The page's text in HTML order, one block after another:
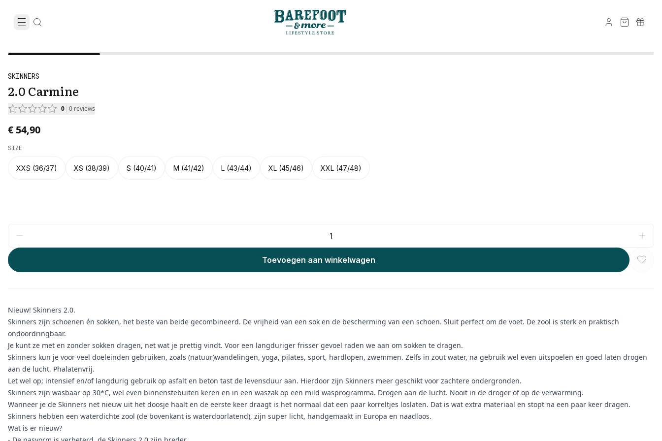
SKINNERS
2.0 Carmine
0 0 reviews
€ 54,90
SIZE
XXS (36/37) XS (38/39) S (40/41) M (41/42) L (43/44) XL (45/46) XXL (47/48)
Toevoegen aan winkelwagen
Nieuw! Skinners 2.0.
Skinners zijn schoenen én sokken, het beste van beide gecombineerd. De vrijheid van een sok en de bescherming van een schoen. Sluit perfect om de voet. De zool is sterk en praktisch
ondoordringbaar.
Je kunt ze met en zonder sokken dragen, net wat je prettig vindt. Voor een langduriger frisser gevoel raden we aan om sokken te dragen.
Skinners kun je voor veel doeleinden gebruiken, zoals (natuur)wandelingen, yoga, pilates, sport, hardlopen, zwemmen. Zelfs in zout water, na gebruik wel even uitspoelen en goed laten drogen
aan de lucht. Phalatenvrij.
Let wel op; intensief en/of langdurig gebruik op asfalt en beton tast de levensduur aan. Hierdoor zijn Skinners meer geschikt voor zachtere ondergronden.
Skinners zijn wasbaar op 30*C, wel even binnenstebuiten keren en in een waszak op een mild wasprogramma. Drogen aan de lucht. Nooit in de droger of op de verwarming.
Wanneer je de Skinners net nieuw uit het doosje haalt en de eerste keer draagt is het normaal dat een paar korreltjes loslaten. Dat is wat extra materiaal en stopt na een paar keer dragen.
Skinners hebben een waterdichte zool (de bovenkant is waterdoorlatend), zijn super licht, handgemaakt in Europa en naadloos.
Wat is er nieuw?